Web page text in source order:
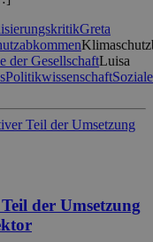
Greta
der GesellschaftLuisa
PolitikwissenschaftSoziale
der Umsetzung